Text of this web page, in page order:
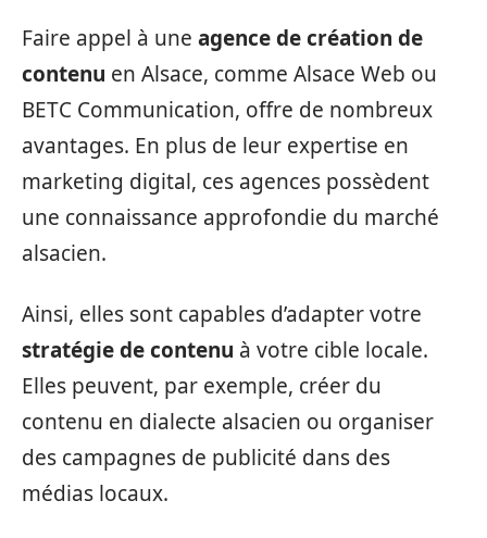
Faire appel à une agence de création de
contenu en Alsace, comme Alsace Web ou
BETC Communication, offre de nombreux
avantages. En plus de leur expertise en
marketing digital, ces agences possèdent
une connaissance approfondie du marché
alsacien.
Ainsi, elles sont capables d’adapter votre
stratégie de contenu à votre cible locale.
Elles peuvent, par exemple, créer du
contenu en dialecte alsacien ou organiser
des campagnes de publicité dans des
médias locaux.